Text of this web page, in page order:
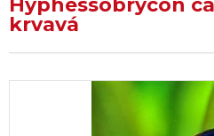
Hyphessobrycon
krvavá